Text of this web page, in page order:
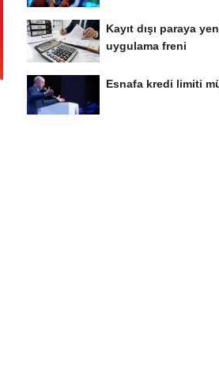
Kayıt dışı paraya
uygulama freni
Esnafa kredi limiti